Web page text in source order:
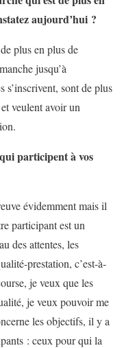
aujourd’hui ?
plus en plus de
jusqu’à
s’inscrivent, sont de plus
veulent avoir un
participent à vos
évidemment mais il
participant est un
des attentes, les
prestation, c’est-à-
je veux que les
je veux pouvoir me
les objectifs, il y a
: ceux pour qui la